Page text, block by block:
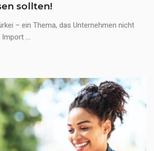
sollten!
– ein Thema, das Unternehmen nicht
...